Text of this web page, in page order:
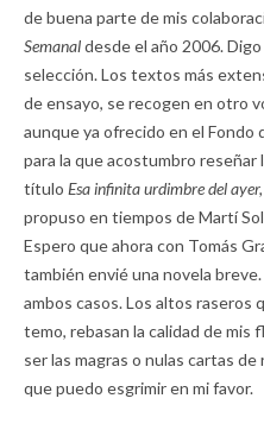
de buena parte de mis
Semanaldesde el año 2006.
selección. Los textos más
de ensayo, se recogen en otro
aunque ya ofrecido en el Fondo
para la que acostumbro reseñar
título Esa infinita urdimbre del ayer,
propuso en tiempos de Martí
Espero que ahora con Tomás
también envié una novela
ambos casos. Los altos raseros
temo, rebasan la calidad de
ser las magras o nulas cartas
que puedo esgrimir en mi favor.